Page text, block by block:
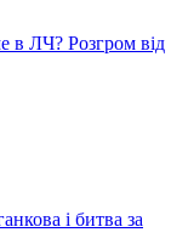
в ЛЧ? Розгром від
і битва за